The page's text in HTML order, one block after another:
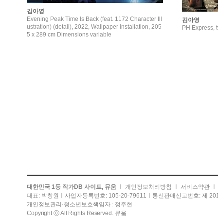
김아영
PH Express,
김아영
Evening Peak Time Is Back (feat. 1172 Character Ill
ustration) (detail), 2022, Wallpaper installation, 205
5 x 289 cm Dimensions variable
대한민국 1등 작가DB 사이트, 뮤움 개인정보처리방침 서비스약관
대표: 박창원ㅣ사업자등록번호: 105-20-79611ㅣ통신판매신고번호: 제
개인정보관리·청소년보호책임자 : 정주현
Copyright ⓒ All Rights Reserved. 뮤움